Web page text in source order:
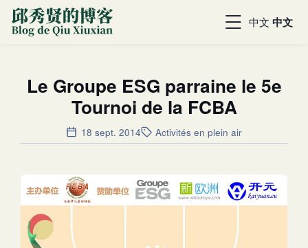
中文 中文
Le Groupe ESG parraine le 5e
Tournoi de la FCBA
18 sept. 2014 Activités en plein air